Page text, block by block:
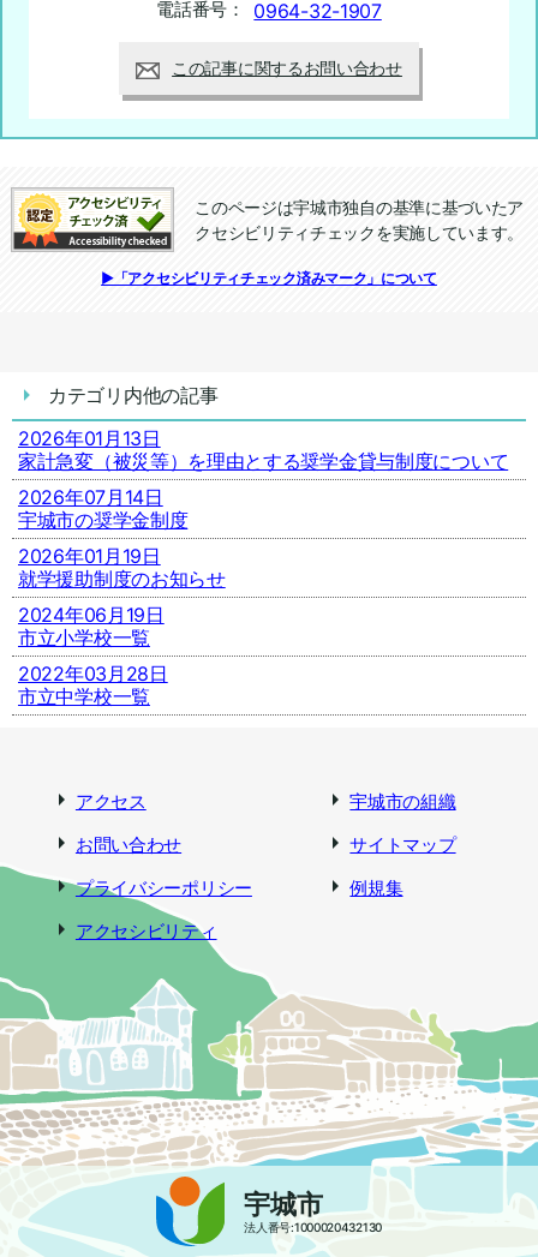
電話番号：
0964-32-1907
この記事に関するお問い合わせ
追加情報：アクセシビリティチェック
このページは宇城市独自の基準に基づいたア
クセシビリティチェックを実施しています。
▶「アクセシビリティチェック済みマーク」について
カテゴリ内他の記事
2026年01月13日
家計急変（被災等）を理由とする奨学金貸与制度について
2026年07月14日
宇城市の奨学金制度
2026年01月19日
就学援助制度のお知らせ
2024年06月19日
市立小学校一覧
2022年03月28日
市立中学校一覧
アクセス
宇城市の組織
お問い合わせ
サイトマップ
プライバシーポリシー
例規集
アクセシビリティ
宇城市
法人番号:1000020432130